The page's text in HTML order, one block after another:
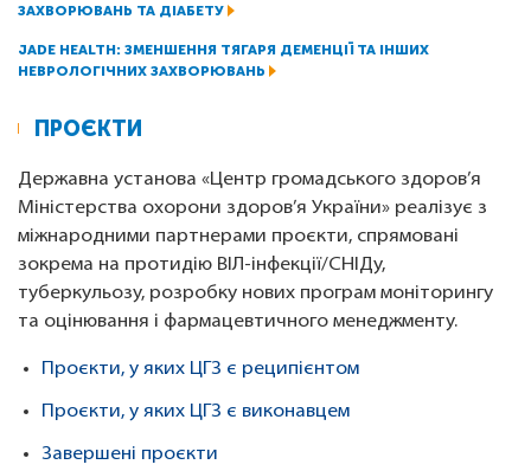
ЗАХВОРЮВАНЬ ТА ДІАБЕТУ
JADE HEALTH: ЗМЕНШЕННЯ ТЯГАРЯ ДЕМЕНЦІЇ ТА ІНШИХ
НЕВРОЛОГІЧНИХ ЗАХВОРЮВАНЬ
ПРОЄКТИ
Державна установа «Центр громадського здоров’я
Міністерства охорони здоров’я України» реалізує з
міжнародними партнерами проєкти, спрямовані
зокрема на протидію ВІЛ-інфекції/СНІДу,
туберкульозу, розробку нових програм моніторингу
та оцінювання і фармацевтичного менеджменту.
Проєкти, у яких ЦГЗ є реципієнтом
Проєкти, у яких ЦГЗ є виконавцем
Завершені проєкти